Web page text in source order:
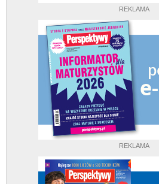
REKLAMA
REKLAMA